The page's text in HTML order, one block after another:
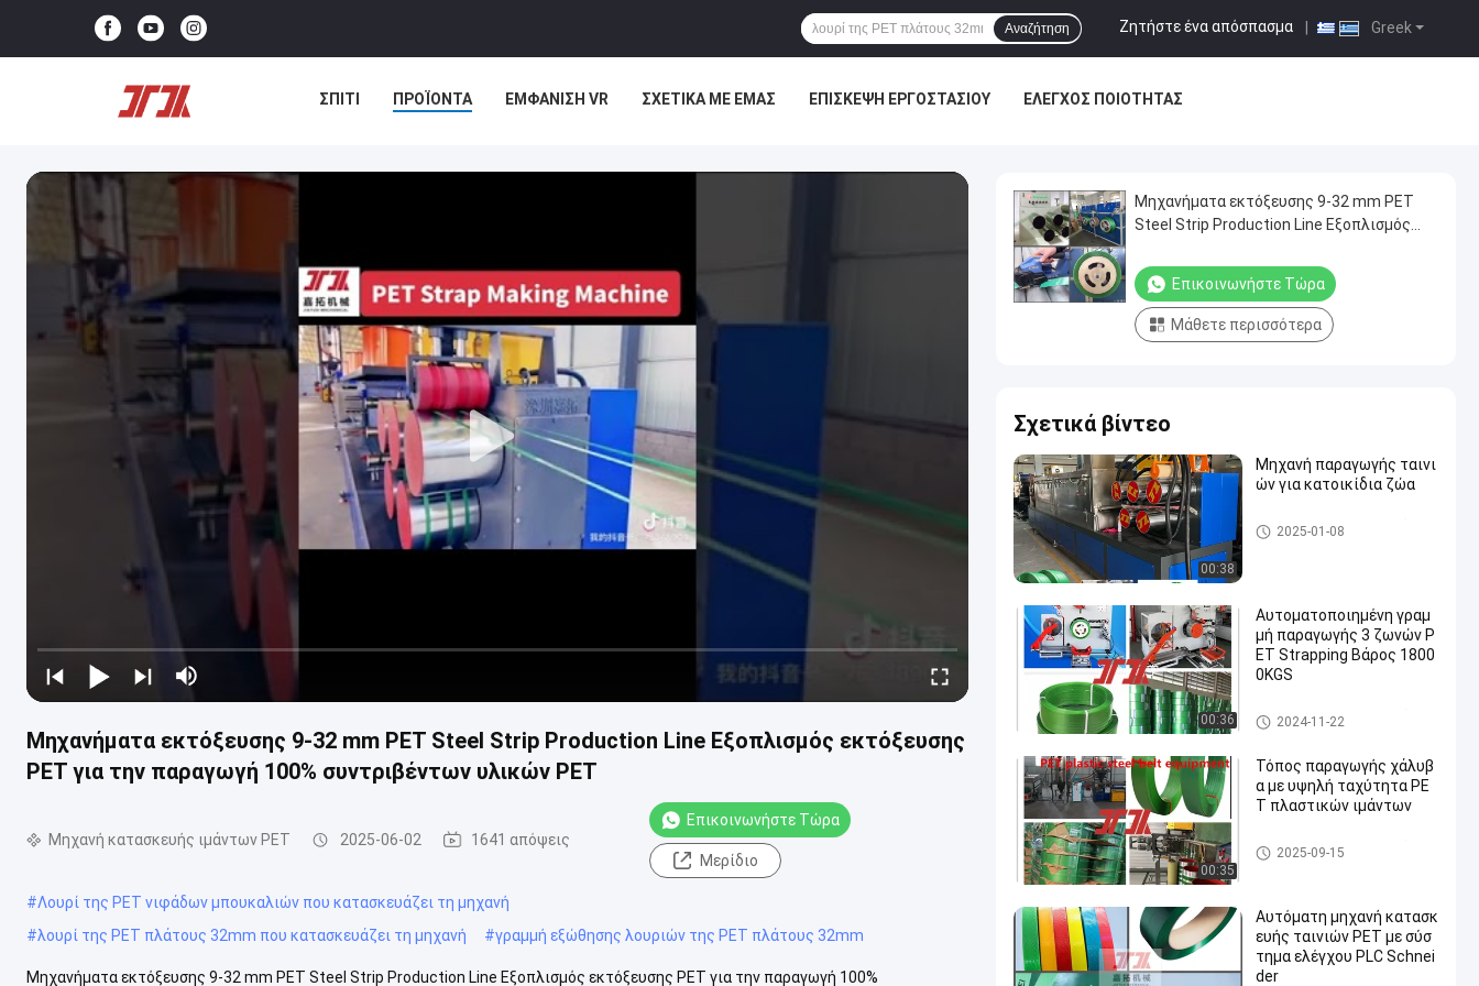
Greek
Ζητήστε ένα απόσπασμα
Αναζήτηση
ΣΠΊΤΙ ΠΡΟΪΌΝΤΑ ΕΜΦΆΝΙΣΗ VR ΣΧΕΤΙΚΆ ΜΕ ΕΜΆΣ ΕΠΙΣΚΕΨΉ ΕΡΓΟΣΤΑΣΊΟΥ ΈΛΕΓΧΟΣ ΠΟΙΌΤΗΤΑΣ
Μηχανήματα εκτόξευσης 9-32 mm PET Steel Strip Production Line Εξοπλισμός εκτόξευσης
PET για την παραγωγή 100% συντριβέντων υλικών PET
Μηχανή κατασκευής ιμάντων PET 2025-06-02 1641 απόψεις
Επικοινωνήστε Τώρα
Μερίδιο
#Λουρί της PET νιφάδων μπουκαλιών που κατασκευάζει τη μηχανή
#λουρί της PET πλάτους 32mm που κατασκευάζει τη μηχανή #γραμμή εξώθησης λουριών της PET πλάτους 32mm
Μηχανήματα εκτόξευσης 9-32 mm PET Steel Strip Production Line Εξοπλισμός εκτόξευσης PET για την παραγωγή 100%
Μηχανήματα εκτόξευσης 9-32 mm PET
Steel Strip Production Line Εξοπλισμός
συντριβέντων υλικών PET
Επικοινωνήστε Τώρα
Μάθετε περισσότερα
Σχετικά βίντεο
00:38
Μηχανή παραγωγής ταινι
ών για κατοικίδια ζώα
Μηχανή κατασκευής ιμάντω
ν PET
2025-01-08
00:36
Αυτοματοποιημένη γραμ
μή παραγωγής 3 ζωνών P
ET Strapping Βάρος 1800
0KGS
Μηχανή κατασκευής ιμάντω
ν PET
2024-11-22
00:35
Τόπος παραγωγής χάλυβ
α με υψηλή ταχύτητα PE
T πλαστικών ιμάντων
Μηχανή κατασκευής ιμάντω
ν PET
2025-09-15
Αυτόματη μηχανή κατασκ
ευής ταινιών PET με σύσ
τημα ελέγχου PLC Schnei
der